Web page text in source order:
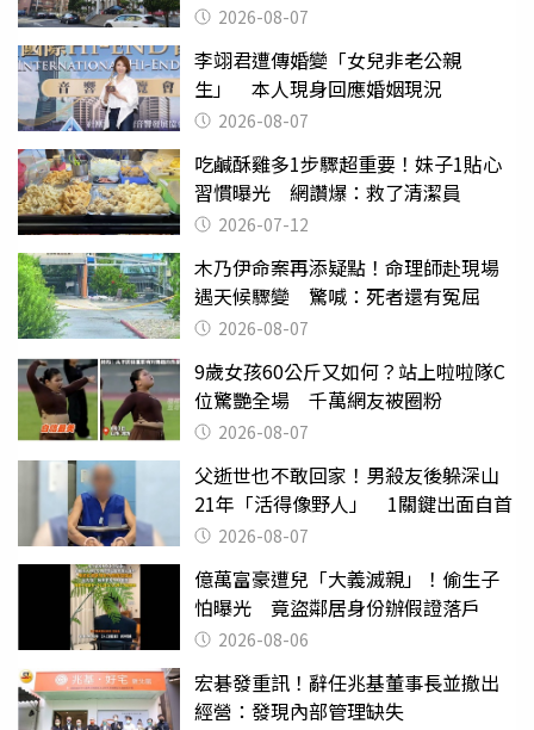
2026-08-07
李翊君遭傳婚變「女兒非老公親
生」 本人現身回應婚姻現況
2026-08-07
吃鹹酥雞多1步驟超重要！妹子1貼心
習慣曝光 網讚爆：救了清潔員
2026-07-12
木乃伊命案再添疑點！命理師赴現場
遇天候驟變 驚喊：死者還有冤屈
2026-08-07
9歲女孩60公斤又如何？站上啦啦隊C
位驚艷全場 千萬網友被圈粉
2026-08-07
父逝世也不敢回家！男殺友後躲深山
21年「活得像野人」 1關鍵出面自首
2026-08-07
億萬富豪遭兒「大義滅親」！偷生子
怕曝光 竟盜鄰居身份辦假證落戶
2026-08-06
宏碁發重訊！辭任兆基董事長並撤出
經營：發現內部管理缺失